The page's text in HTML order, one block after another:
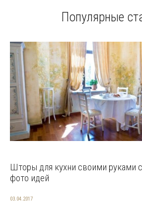
Популярные
Шторы для кухни своими руками
фото идей
03.04.2017